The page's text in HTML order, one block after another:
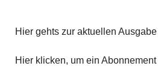
Hier gehts zur aktuellen Ausgabe
Hier klicken, um ein